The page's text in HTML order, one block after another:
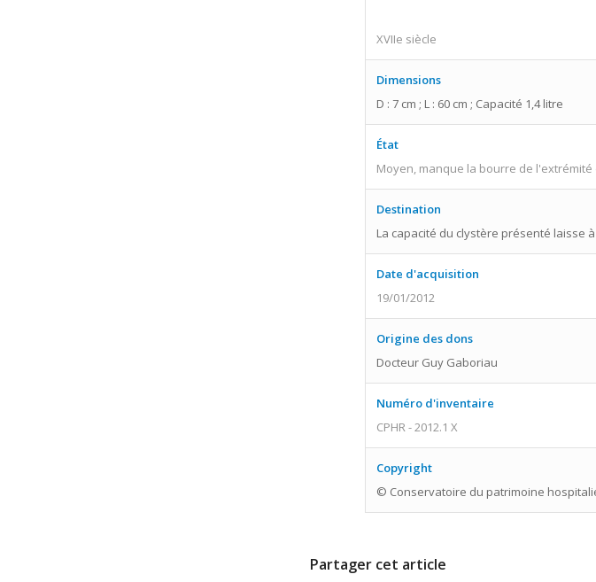
XVIIe siècle
Dimensions
D : 7 cm ; L : 60 cm ; Capacité 1,4 litre
État
Moyen, manque la bourre de
Destination
La capacité du clystère présenté laisse
Date d'acquisition
19/01/2012
Origine des dons
Docteur Guy Gaboriau
Numéro d'inventaire
CPHR - 2012.1 X
Copyright
© Conservatoire du patrimoine
Partager cet article